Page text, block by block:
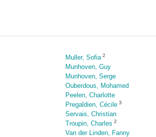
Muller, Sofia 2
Munhoven, Guy
Munhoven, Serge
Ouberdous, Mohamed
Peelen, Charlotte
Pregaldien, Cécile 3
Servais, Christian
Troupin, Charles 2
Van der Linden, Fanny